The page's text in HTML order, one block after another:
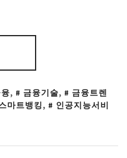
, 금융기술,
금융트렌
마트뱅킹,
인공지능서비